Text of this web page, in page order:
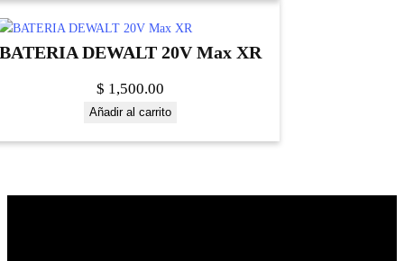
DEWALT 20V Max XR
$ 1,500.00
Añadir al carrito